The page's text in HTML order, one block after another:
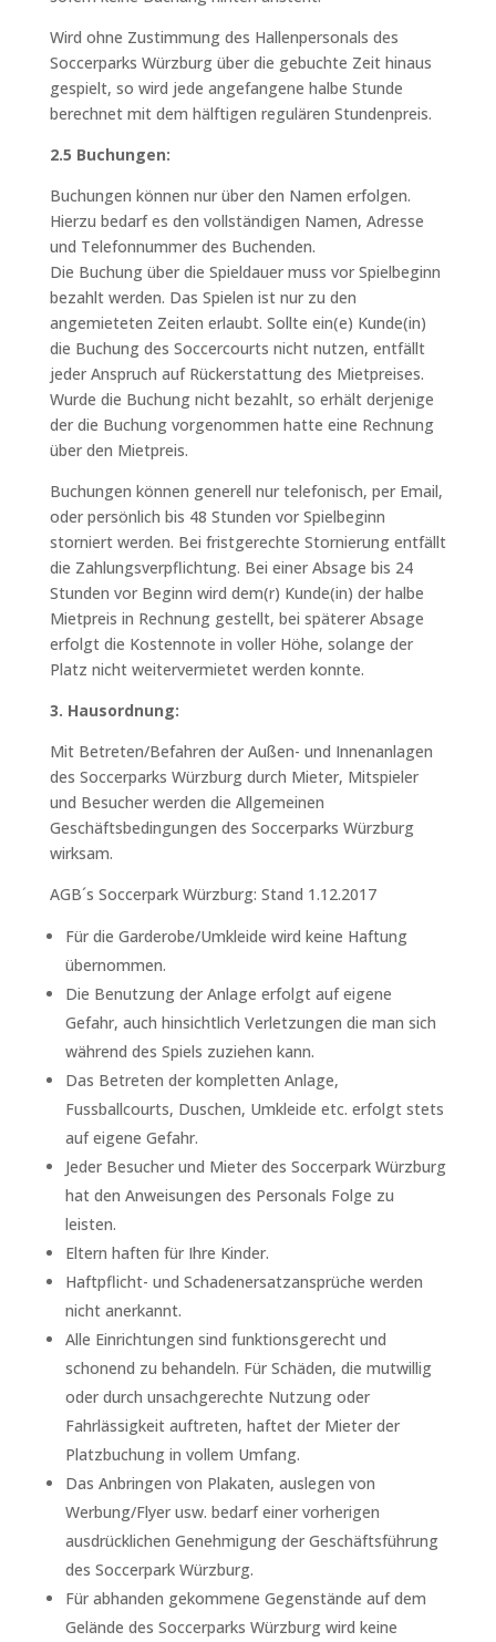
Wird ohne Zustimmung des Hallenpersonals des
Soccerparks Würzburg über die gebuchte Zeit hinaus
gespielt, so wird jede angefangene halbe Stunde
berechnet mit dem hälftigen regulären Stundenpreis.
2.5 Buchungen:
Buchungen können nur über den Namen erfolgen.
Hierzu bedarf es den vollständigen Namen, Adresse
und Telefonnummer des Buchenden.
Die Buchung über die Spieldauer muss vor Spielbeginn
bezahlt werden. Das Spielen ist nur zu den
angemieteten Zeiten erlaubt. Sollte ein(e) Kunde(in)
die Buchung des Soccercourts nicht nutzen, entfällt
jeder Anspruch auf Rückerstattung des Mietpreises.
Wurde die Buchung nicht bezahlt, so erhält derjenige
der die Buchung vorgenommen hatte eine Rechnung
über den Mietpreis.
Buchungen können generell nur telefonisch, per Email,
oder persönlich bis 48 Stunden vor Spielbeginn
storniert werden. Bei fristgerechte Stornierung entfällt
die Zahlungsverpflichtung. Bei einer Absage bis 24
Stunden vor Beginn wird dem(r) Kunde(in) der halbe
Mietpreis in Rechnung gestellt, bei späterer Absage
erfolgt die Kostennote in voller Höhe, solange der
Platz nicht weitervermietet werden konnte.
3. Hausordnung:
Mit Betreten/Befahren der Außen- und Innenanlagen
des Soccerparks Würzburg durch Mieter, Mitspieler
und Besucher werden die Allgemeinen
Geschäftsbedingungen des Soccerparks Würzburg
wirksam.
AGB´s Soccerpark Würzburg: Stand 1.12.2017
Für die Garderobe/Umkleide wird keine Haftung
übernommen.
Die Benutzung der Anlage erfolgt auf eigene
Gefahr, auch hinsichtlich Verletzungen die man sich
während des Spiels zuziehen kann.
Das Betreten der kompletten Anlage,
Fussballcourts, Duschen, Umkleide etc. erfolgt stets
auf eigene Gefahr.
Jeder Besucher und Mieter des Soccerpark Würzburg
hat den Anweisungen des Personals Folge zu
leisten.
Eltern haften für Ihre Kinder.
Haftpflicht- und Schadenersatzansprüche werden
nicht anerkannt.
Alle Einrichtungen sind funktionsgerecht und
schonend zu behandeln. Für Schäden, die mutwillig
oder durch unsachgerechte Nutzung oder
Fahrlässigkeit auftreten, haftet der Mieter der
Platzbuchung in vollem Umfang.
Das Anbringen von Plakaten, auslegen von
Werbung/Flyer usw. bedarf einer vorherigen
ausdrücklichen Genehmigung der Geschäftsführung
des Soccerpark Würzburg.
Für abhanden gekommene Gegenstände auf dem
Gelände des Soccerparks Würzburg wird keine